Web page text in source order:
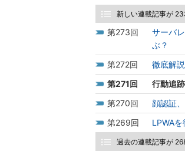
新しい連載記事が
273
サーバ
ぶ？
272
徹底解
271
行動追
270
顔認証
269
LPWA
過去の連載記事が